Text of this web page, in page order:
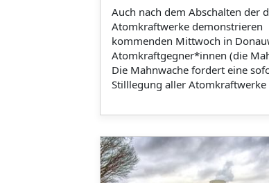
Auch nach dem Abschalten der
Atomkraftwerke demonstrieren
kommenden Mittwoch in
Atomkraftgegner*innen (die
Die Mahnwache fordert eine
Stilllegung aller